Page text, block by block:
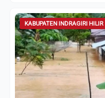
KABUPATEN INDRAGIRI HILIR